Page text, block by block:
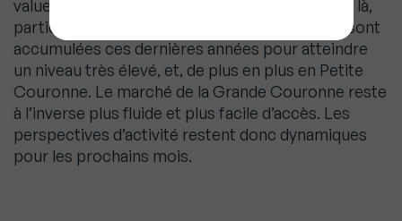
value. Cependant, les tensions sur les prix sont là,
particulièrement dans Paris où les hausses se sont
accumulées ces dernières années pour atteindre
un niveau très élevé, et, de plus en plus en Petite
Couronne. Le marché de la Grande Couronne reste
à l’inverse plus fluide et plus facile d’accès. Les
perspectives d’activité restent donc dynamiques
pour les prochains mois.